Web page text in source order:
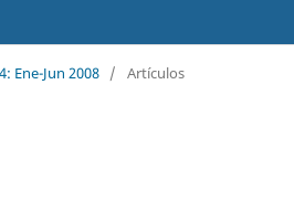
Ene-Jun 2008 / Artículos